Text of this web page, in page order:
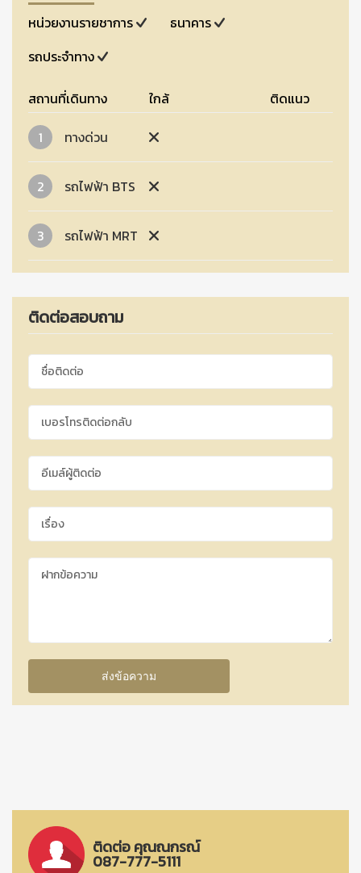
หน่วยงานรายชาการ
ธนาคาร
รถประจำทาง
สถานที่เดินทาง ใกล้
ติดแนว
1
ทางด่วน
2 รถไฟฟ้า BTS
3 รถไฟฟ้า MRT
ติดต่อสอบถาม
ติดต่อ คุณณกรณ์
087-777-5111